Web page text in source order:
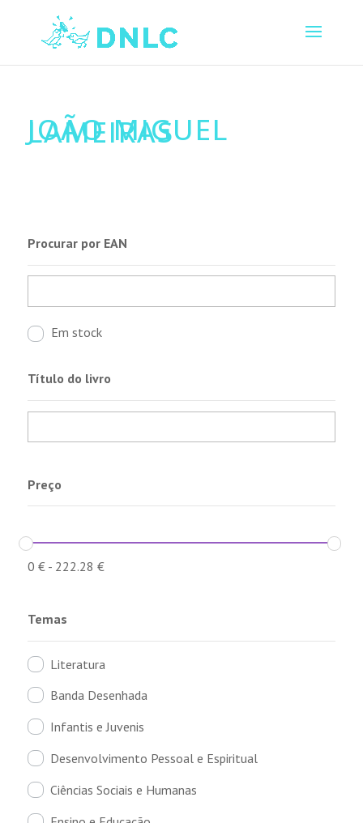
JOÃO MIGUEL
LAMEIRAS
Procurar por EAN
Em stock
Título do livro
Preço
0 €- 222.28 €
Temas
Literatura
Banda Desenhada
Infantis e Juvenis
Desenvolvimento Pessoal e Espiritual
Ciências Sociais e Humanas